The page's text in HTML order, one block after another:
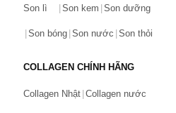
gọi cho chúng tôi qua số
Son lì Son kem Son dưỡng
Son bóng Son nước Son thỏi
COLLAGEN CHÍNH HÃNG
Collagen Nhật Collagen nước